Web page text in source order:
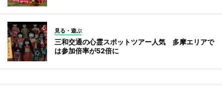
見る・遊ぶ
三和交通の心霊スポットツアー人気 多摩エリアで
は参加倍率が52倍に